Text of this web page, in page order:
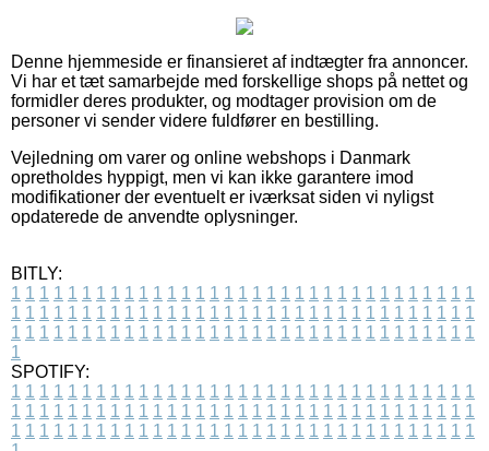
Denne hjemmeside er finansieret af indtægter fra annoncer.
Vi har et tæt samarbejde med forskellige shops på nettet og
formidler deres produkter, og modtager provision om de
personer vi sender videre fuldfører en bestilling.
Vejledning om varer og online webshops i Danmark
opretholdes hyppigt, men vi kan ikke garantere imod
modifikationer der eventuelt er iværksat siden vi nyligst
opdaterede de anvendte oplysninger.
BITLY:
1 1 1 1 1 1 1 1 1 1 1 1 1 1 1 1 1 1 1 1 1 1 1 1 1 1 1 1 1 1 1 1 1
1 1 1 1 1 1 1 1 1 1 1 1 1 1 1 1 1 1 1 1 1 1 1 1 1 1 1 1 1 1 1 1 1
1 1 1 1 1 1 1 1 1 1 1 1 1 1 1 1 1 1 1 1 1 1 1 1 1 1 1 1 1 1 1 1 1
1
SPOTIFY:
1 1 1 1 1 1 1 1 1 1 1 1 1 1 1 1 1 1 1 1 1 1 1 1 1 1 1 1 1 1 1 1 1
1 1 1 1 1 1 1 1 1 1 1 1 1 1 1 1 1 1 1 1 1 1 1 1 1 1 1 1 1 1 1 1 1
1 1 1 1 1 1 1 1 1 1 1 1 1 1 1 1 1 1 1 1 1 1 1 1 1 1 1 1 1 1 1 1 1